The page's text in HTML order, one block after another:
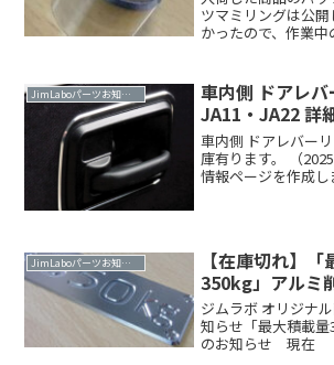
ツマミリングは公
かったので、作業
Webshopのページ
JIM LABO当方Read
JimLaboパーツお知らせ
車内側 ドアレ
JA11・
車内側 ドアレバー
庫有ります。 （
情報ページを作成
JimLaboパーツお知らせ
【在庫切れ】
350kg」アルミ
ジムラボ オリジナ
知らせ「最大積載
のお知らせ 現在